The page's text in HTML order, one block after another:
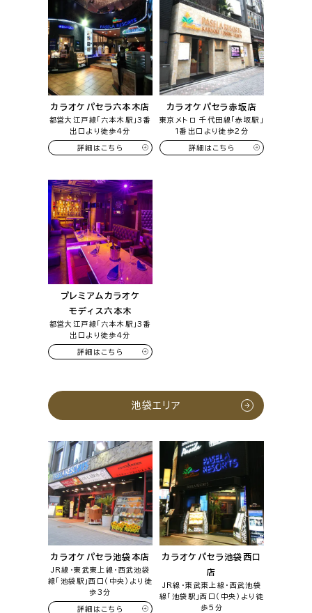
カラオケパセラ六本木店
都営大江戸線「六本木駅」3番
出口より徒歩4分
詳細はこちら
カラオケパセラ赤坂店
東京メトロ 千代田線「赤坂駅」
1番出口より徒歩2分
詳細はこちら
プレミアムカラオケ
モディス六本木
都営大江戸線「六本木駅」3番
出口より徒歩4分
詳細はこちら
池袋エリア
カラオケパセラ池袋本店
JR線・東武東上線・西武池袋
線「池袋駅」西口（中央）より徒
歩3分
詳細はこちら
カラオケパセラ池袋西口
店
JR線・東武東上線・西武池袋
線「池袋駅」西口（中央）より徒
歩5分